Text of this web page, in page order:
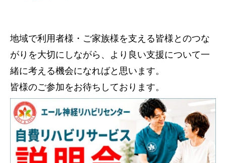
地域で利用者様・ご家族様を支える皆様とのつな
がりを大切にしながら、より良い支援について一
緒に考える機会になればと思います。
皆様のご参加をお待ちしております。